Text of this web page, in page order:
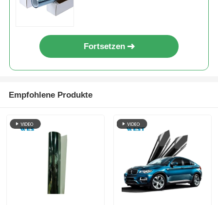
Fortsetzen
Empfohlene Produkte